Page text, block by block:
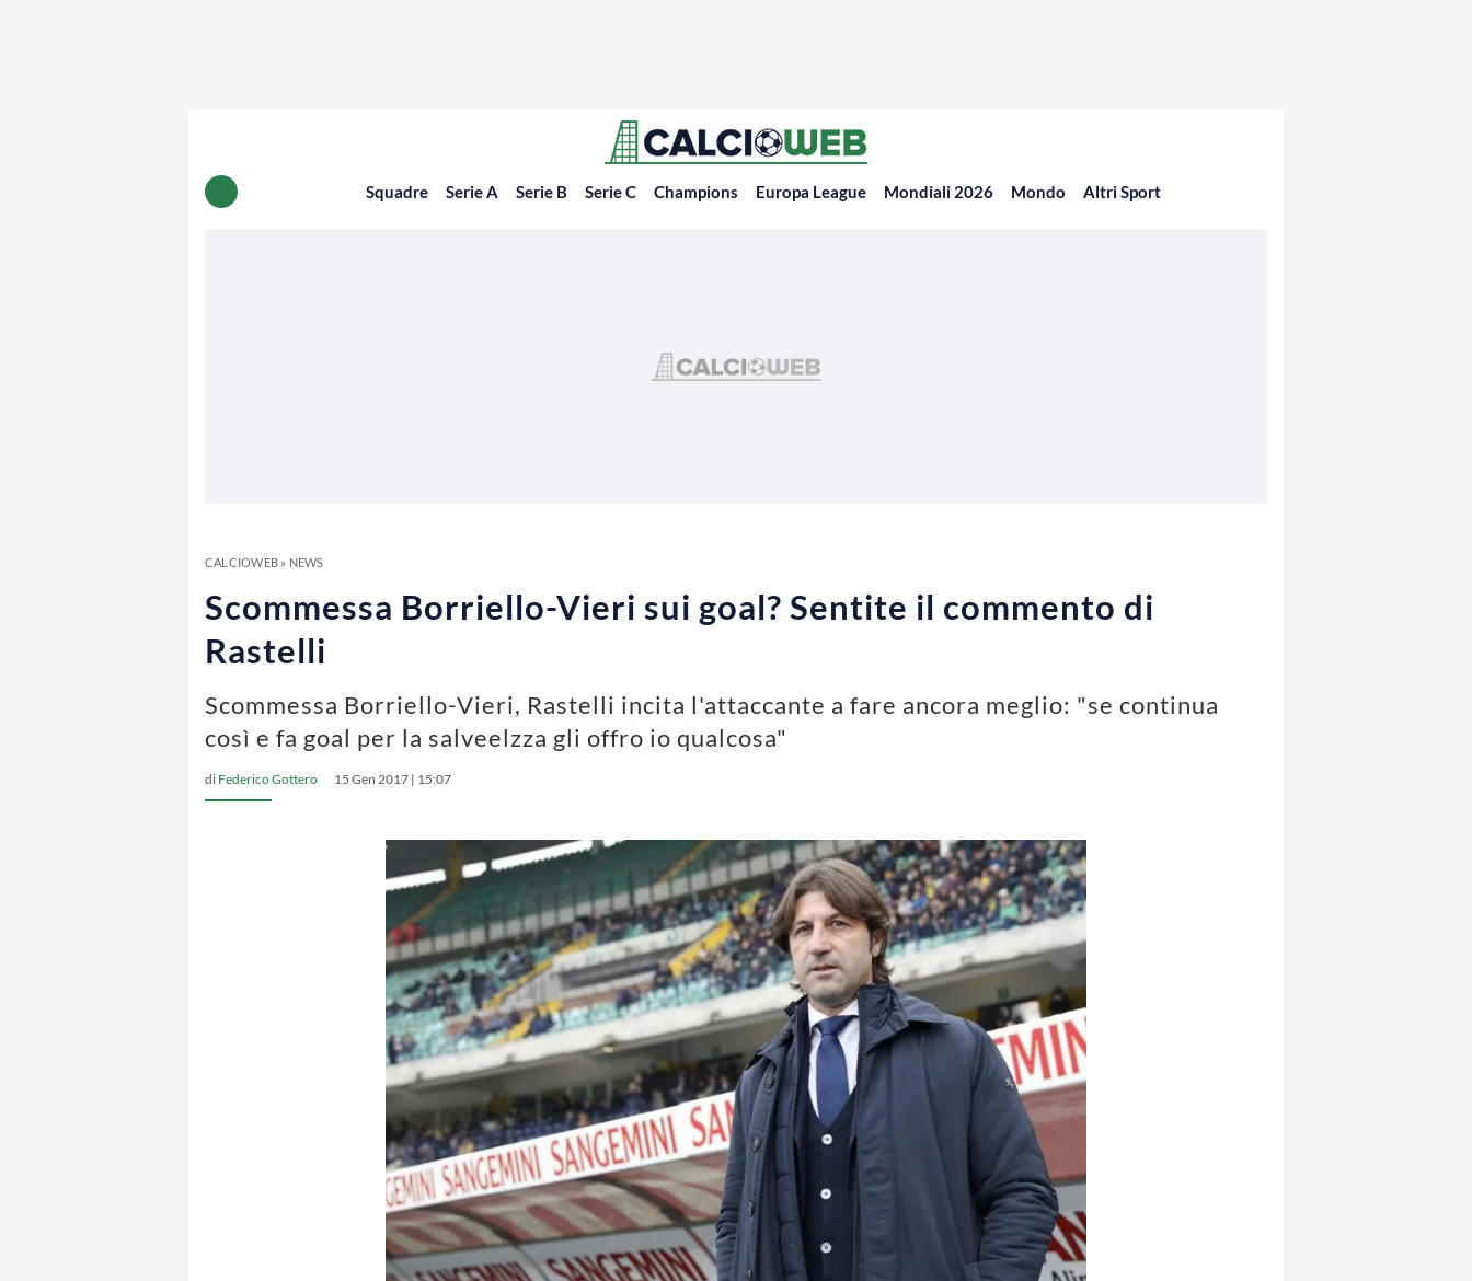
Squadre Serie A Serie B Serie C Champions Europa League Mondiali 2026 Mondo Altri Sport
CALCIOWEB» NEWS
Scommessa Borriello-Vieri sui goal? Sentite il commento di
Rastelli
Scommessa Borriello-Vieri, Rastelli incita l'attaccante a fare ancora meglio: "se continua
così e fa goal per la salveelzza gli offro io qualcosa"
di Federico Gottero 15 Gen 2017 | 15:07